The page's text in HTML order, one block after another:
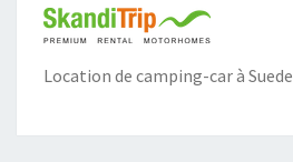
Location de camping-car à Suede